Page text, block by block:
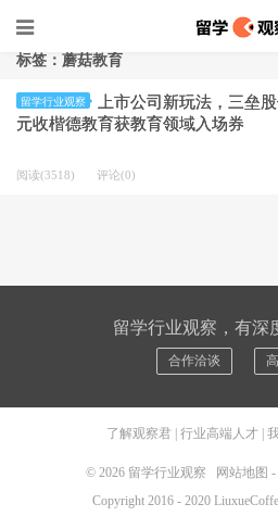
标签：蘑菇教育
留学行业观察
上市公司新玩法，三垒
元收楷德教育获教育领域入场券
阅读(3518) 评论(0)
留学行业观察，有深
合作洽谈
了解观察君 行业高端人才
© 2026 留学行业观察 网站地图 -
Copyright 2016 - 2020